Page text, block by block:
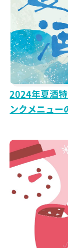
2024年夏酒
ンクメニュー